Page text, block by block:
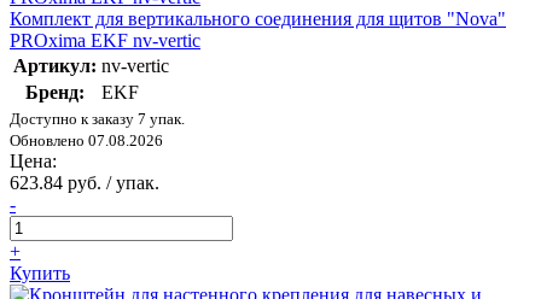
Комплект для вертикального соединения для щитов "Nova"
PROxima EKF nv-vertic
Артикул: nv-vertic
Бренд:
EKF
Доступно к заказу 7 упак.
Обновлено 07.08.2026
Цена:
623.84 руб. / упак.
-
+
Купить